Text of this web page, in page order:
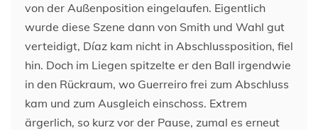
von der Außenposition eingelaufen. Eigentlich
wurde diese Szene dann von Smith und Wahl gut
verteidigt, Díaz kam nicht in Abschlussposition, fiel
hin. Doch im Liegen spitzelte er den Ball irgendwie
in den Rückraum, wo Guerreiro frei zum Abschluss
kam und zum Ausgleich einschoss. Extrem
ärgerlich, so kurz vor der Pause, zumal es erneut